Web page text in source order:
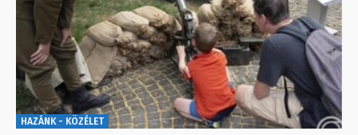
HAZÁNK - KÖZÉLET